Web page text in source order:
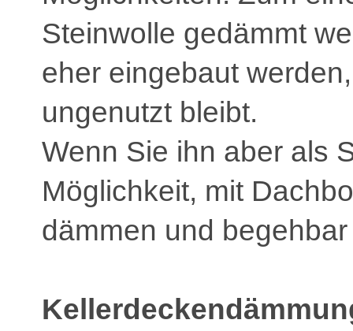
Steinwolle gedämmt
eher eingebaut
ungenutzt bleibt.
Wenn Sie ihn aber als
Möglichkeit, mit
dämmen und